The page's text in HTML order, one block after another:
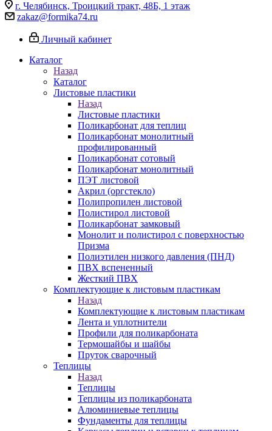
г. Челябинск, Троицкий тракт, 48Б, 1 этаж
zakaz@formika74.ru
Личный кабинет
Каталог
Назад
Каталог
Листовые пластики
Назад
Листовые пластики
Поликарбонат для теплиц
Поликарбонат монолитный
профилированный
Поликарбонат сотовый
Поликарбонат монолитный
ПЭТ листовой
Акрил (оргстекло)
Полипропилен листовой
Полистирол листовой
Поликарбонат замковый
Монолит и полистирол с поверхностью
Призма
Полиэтилен низкого давления (ПНД)
ПВХ вспененный
Жесткий ПВХ
Комплектующие к листовым пластикам
Назад
Комплектующие к листовым пластикам
Лента и уплотнители
Профили для поликарбоната
Термошайбы и шайбы
Пруток сварочный
Теплицы
Назад
Теплицы
Теплицы из поликарбоната
Алюминиевые теплицы
Фундаменты для теплицы